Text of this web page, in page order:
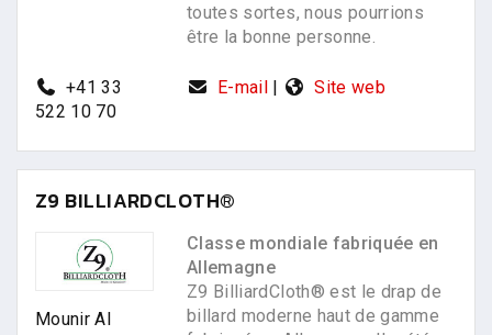
toutes sortes, nous pourrions
être la bonne personne.
+41 33
522 10 70
E-mail | Site web
Z9 BILLIARDCLOTH®
Mounir Al
Classe mondiale fabriquée en
Allemagne
Z9 BilliardCloth® est le drap de
billard moderne haut de gamme